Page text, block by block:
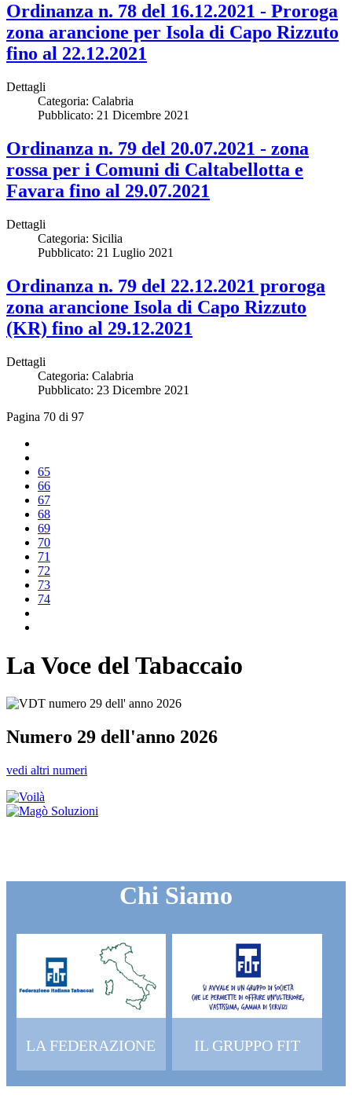
Ordinanza n. 78 del 16.12.2021 - Proroga
zona arancione per Isola di Capo Rizzuto
fino al 22.12.2021
Dettagli
Categoria: Calabria
Pubblicato: 21 Dicembre 2021
Ordinanza n. 79 del 20.07.2021 - zona
rossa per i Comuni di Caltabellotta e
Favara fino al 29.07.2021
Dettagli
Categoria: Sicilia
Pubblicato: 21 Luglio 2021
Ordinanza n. 79 del 22.12.2021 proroga
zona arancione Isola di Capo Rizzuto
(KR) fino al 29.12.2021
Dettagli
Categoria: Calabria
Pubblicato: 23 Dicembre 2021
Pagina 70 di 97
65
66
67
68
69
70
71
72
73
74
La Voce del Tabaccaio
Numero 29 dell'anno 2026
vedi altri numeri
Chi Siamo
LA FEDERAZIONE IL GRUPPO FIT